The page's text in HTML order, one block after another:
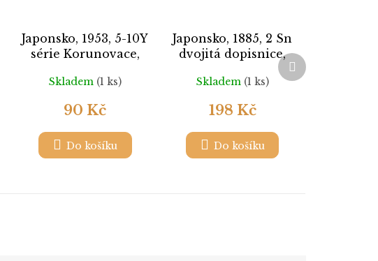
Japonsko, 1953, 5-10Y
série Korunovace,
Skladem (1 ks)
90 Kč
Do košíku
Japonsko, 1885, 2 Sn
dvojitá dopisnice,
Skladem (1 ks)
198 Kč
Do košíku
Další
produkt